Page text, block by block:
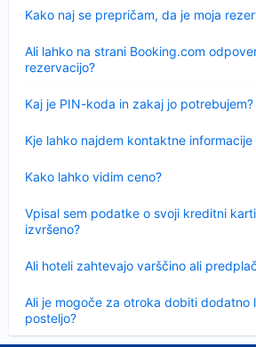
Kako naj se prepričam, da je moja
Ali lahko na strani Booking.com
rezervacijo?
Kaj je PIN-koda in zakaj jo potrebujem?
Kje lahko najdem kontaktne
Kako lahko vidim ceno?
Vpisal sem podatke o svoji kreditni
izvršeno?
Ali hoteli zahtevajo varščino ali
Ali je mogoče za otroka dobiti dodatno
posteljo?